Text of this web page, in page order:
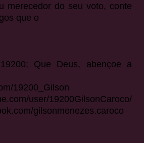
merecedor do seu voto, conte
que o
Que Deus, abençoe a
19200_Gilson
user/19200GilsonCaroco/
gilsonmenezes.caroco